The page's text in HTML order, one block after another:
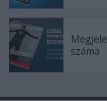
száma